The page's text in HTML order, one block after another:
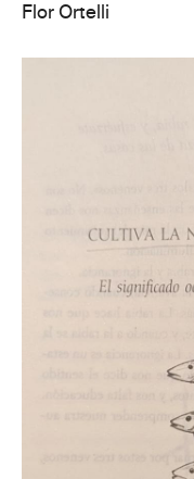
Flor Ortelli